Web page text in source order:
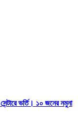
ভর্তি। ১০ জনের নমুনা